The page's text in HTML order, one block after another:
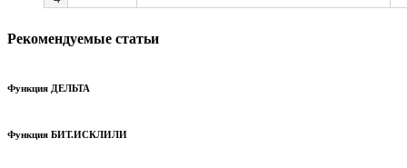
Рекомендуемые статьи
Функция ДЕЛЬТА
Функция БИТ.ИСКЛИЛИ